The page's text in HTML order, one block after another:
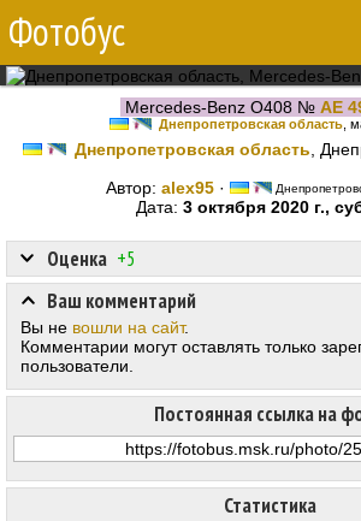
Фотобус
Mercedes-Benz O408 № AE
Днепропетровская область,
Днепропетровская область ,
Автор: alex95 ·
Дата: 3 октября 2020 г.,
Статистика
Оценка +5
Постоянная ссылка на
Ваш комментарий
Вы не вошли на сайт.
Комментарии могут оставлять только
пользователи.